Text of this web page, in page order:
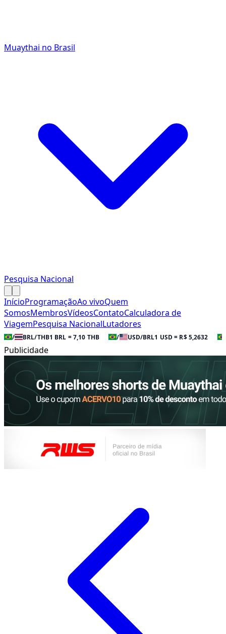
Muaythai no Brasil
Pesquisa Nacional
InícioProgramaçãoAo vivoQuem
SomosMembrosVídeosContatoCalculadora de
ViagemPesquisa NacionalLutadores
/ BRL/THB1 BRL = 7,10 THB / USD/BRL1 USD = R$ 5,2632
Publicidade